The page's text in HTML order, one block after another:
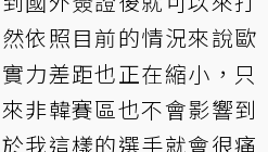
依照目前的情況來說歐
力差距也正在縮小，只
非韓賽區也不會影響到
我這樣的選手就會很痛